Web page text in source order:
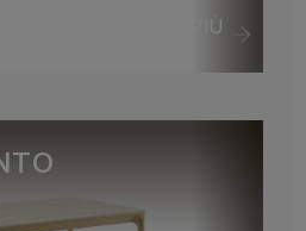
VEDI DI PIÙ